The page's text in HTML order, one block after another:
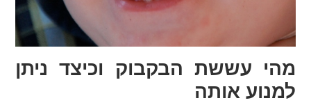
מהי עששת הבקבוק וכיצד ניתן
למנוע אותה